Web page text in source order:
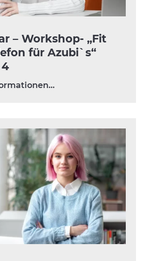
– Workshop- „Fit
für Azubi`s“